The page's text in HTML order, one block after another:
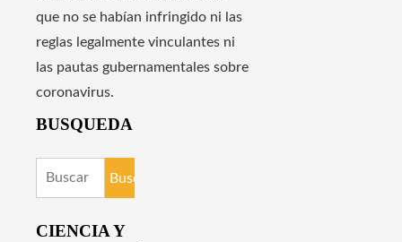
que no se habían infringido ni las
reglas legalmente vinculantes ni
las pautas gubernamentales sobre
coronavirus.
BUSQUEDA
Buscar:
CIENCIA Y